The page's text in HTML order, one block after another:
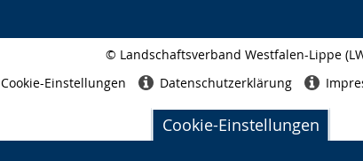
Cookie-Einstellungen
© Landschaftsverband Westfalen-Lippe
Cookie-Einstellungen Datenschutzerklärung